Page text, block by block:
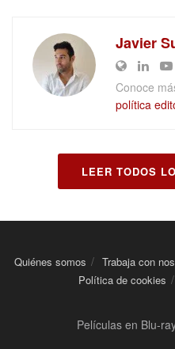
Javier
Conoce
política
LEER TODOS
Quiénes somos Trabaja con
Política de cookies
Películas en Blu-